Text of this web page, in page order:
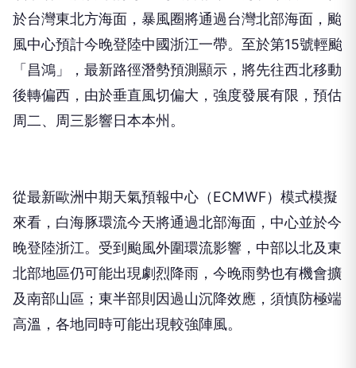
於台灣東北方海面，暴風圈將通過台灣北部海面，颱
風中心預計今晚登陸中國浙江一帶。至於第15號輕颱
「昌鴻」，最新路徑潛勢預測顯示，將先往西北移動
後轉偏西，由於垂直風切偏大，強度發展有限，預估
周二、周三影響日本本州。
從最新歐洲中期天氣預報中心（ECMWF）模式模擬
來看，白海豚環流今天將通過北部海面，中心並於今
晚登陸浙江。受到颱風外圍環流影響，中部以北及東
北部地區仍可能出現劇烈降雨，今晚雨勢也有機會擴
及南部山區；東半部則因過山沉降效應，須慎防極端
高溫，各地同時可能出現較強陣風。